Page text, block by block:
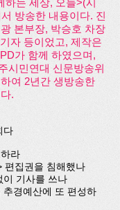
하는 세상, 오늘>(시
방송한 내용이다. 진
본부장, 박승호 차장
자 등이었고, 제작은
가 함께 하였으며,
시민연대 신문방송위
여 2년간 생방송한
.
다
라
편집권을 침해했나
이 기사를 쓰나
경예산에 또 편성하